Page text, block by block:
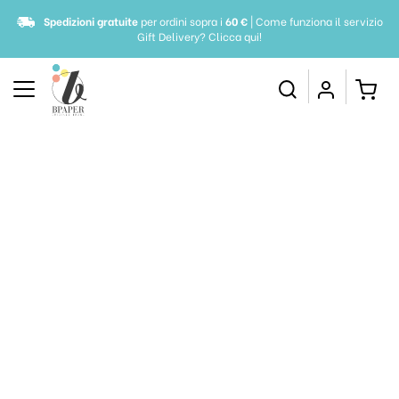
Spedizioni gratuiteper ordini sopra i 60 €| Come funziona il servizio
Gift Delivery?Clicca qui!